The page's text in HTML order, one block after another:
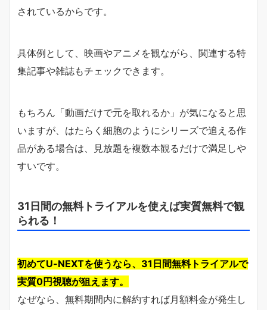
されているからです。
具体例として、映画やアニメを観ながら、関連する特
集記事や雑誌もチェックできます。
もちろん「動画だけで元を取れるか」が気になると思
いますが、はたらく細胞のようにシリーズで追える作
品がある場合は、見放題を複数本観るだけで満足しや
すいです。
31日間の無料トライアルを使えば実質無料で観
られる！
初めてU-NEXTを使うなら、31日間無料トライアルで
実質0円視聴が狙えます。
なぜなら、無料期間内に解約すれば月額料金が発生し